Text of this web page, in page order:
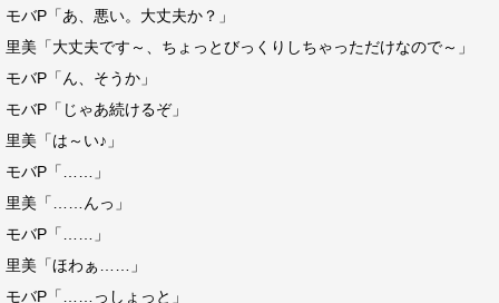
モバP「あ、悪い。大丈夫か？」
里美「大丈夫です～、ちょっとびっくりしちゃっただけなので～」
モバP「ん、そうか」
モバP「じゃあ続けるぞ」
里美「は～い♪」
モバP「……」
里美「……んっ」
モバP「……」
里美「ほわぁ……」
モバP「……っしょっと」